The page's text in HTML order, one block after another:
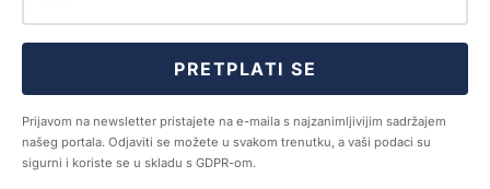
PRETPLATI SE
Prijavom na newsletter pristajete na e-maila s najzanimljivijim sadržajem
našeg portala. Odjaviti se možete u svakom trenutku, a vaši podaci su
sigurni i koriste se u skladu s GDPR-om.